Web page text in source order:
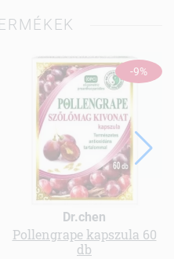
-9%
Dr.chen
Pollengrape kapszula 60
db